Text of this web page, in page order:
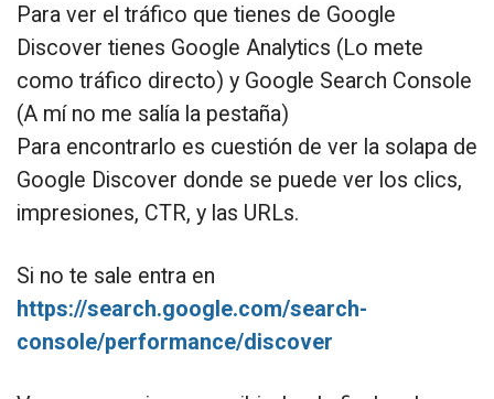
Para ver el tráfico que tienes de Google
Discover tienes Google Analytics (Lo mete
como tráfico directo) y Google Search Console
(A mí no me salía la pestaña)
Para encontrarlo es cuestión de ver la solapa de
Google Discover donde se puede ver los clics,
impresiones, CTR, y las URLs.
Si no te sale entra en
https://search.google.com/search-
console/performance/discover